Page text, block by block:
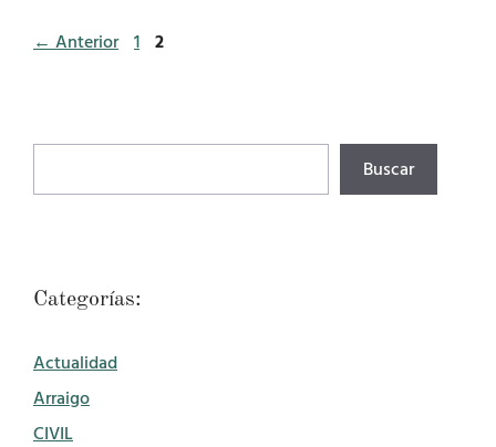
← Anterior Página
1 Página
2
Buscar
Categorías:
Actualidad
Arraigo
CIVIL